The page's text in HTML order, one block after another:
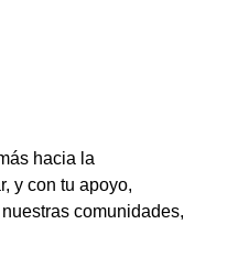
hacia la
y con tu apoyo,
comunidades,